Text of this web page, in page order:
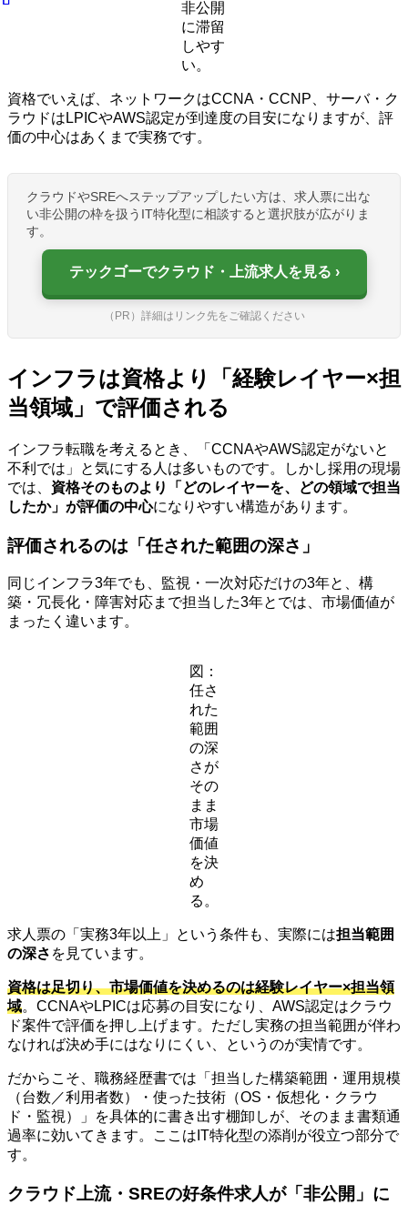
非公開
に滞留
しやす
い。
資格でいえば、ネットワークはCCNA・CCNP、サーバ・ク
ラウドはLPICやAWS認定が到達度の目安になりますが、評
価の中心はあくまで実務です。
クラウドやSREへステップアップしたい方は、求人票に出な
い非公開の枠を扱うIT特化型に相談すると選択肢が広がりま
す。
テックゴーでクラウド・上流求人を見る
（PR）詳細はリンク先をご確認ください
インフラは資格より「経験レイヤー×担
当領域」で評価される
インフラ転職を考えるとき、「CCNAやAWS認定がないと
不利では」と気にする人は多いものです。しかし採用の現場
では、 資格そのものより「どのレイヤーを、どの領域で担当
したか」が評価の中心になりやすい構造があります。
評価されるのは「任された範囲の深さ」
同じインフラ3年でも、監視・一次対応だけの3年と、構
築・冗長化・障害対応まで担当した3年とでは、市場価値が
まったく違います。
図：
任さ
れた
範囲
の深
さが
その
まま
市場
価値
を決
め
る。
求人票の「実務3年以上」という条件も、実際には担当範囲
の深さ を見ています。
資格は足切り、市場価値を決めるのは経験レイヤー×担当領
域。CCNAやLPICは応募の目安になり、AWS認定はクラウ
ド案件で評価を押し上げます。ただし実務の担当範囲が伴わ
なければ決め手にはなりにくい、というのが実情です。
だからこそ、職務経歴書では「担当した構築範囲・運用規模
（台数／利用者数）・使った技術（OS・仮想化・クラウ
ド・監視）」を具体的に書き出す棚卸しが、そのまま書類通
過率に効いてきます。ここはIT特化型の添削が役立つ部分で
す。
クラウド上流・SREの好条件求人が「非公開」に